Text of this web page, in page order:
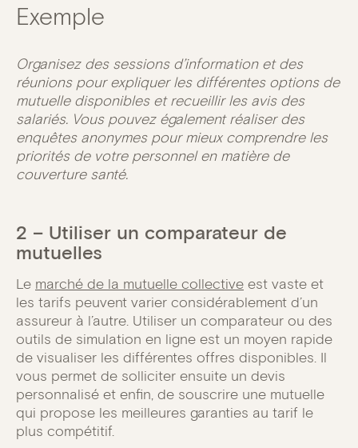
Exemple
Organisez des sessions d’information et des
réunions pour expliquer les différentes options de
mutuelle disponibles et recueillir les avis des
salariés. Vous pouvez également réaliser des
enquêtes anonymes pour mieux comprendre les
priorités de votre personnel en matière de
couverture santé.
2 – Utiliser un comparateur de
mutuelles
Le marché de la mutuelle collective est vaste et
les tarifs peuvent varier considérablement d’un
assureur à l’autre. Utiliser un comparateur ou des
outils de simulation en ligne est un moyen rapide
de visualiser les différentes offres disponibles. Il
vous permet de solliciter ensuite un devis
personnalisé et enfin, de souscrire une mutuelle
qui propose les meilleures garanties au tarif le
plus compétitif.